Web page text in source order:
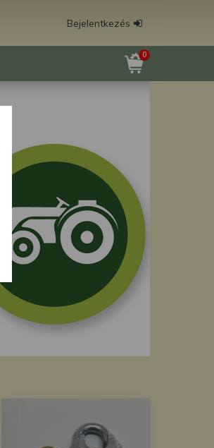
Bejelentkezés
0